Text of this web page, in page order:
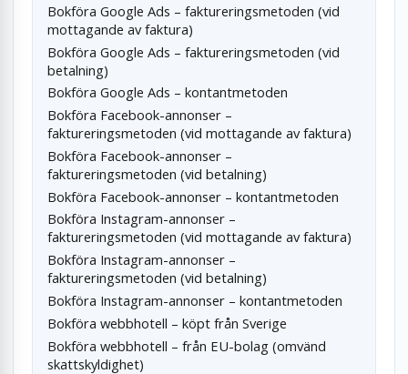
Bokföra Google Ads – faktureringsmetoden (vid
mottagande av faktura)
Bokföra Google Ads – faktureringsmetoden (vid
betalning)
Bokföra Google Ads – kontantmetoden
Bokföra Facebook-annonser –
faktureringsmetoden (vid mottagande av faktura)
Bokföra Facebook-annonser –
faktureringsmetoden (vid betalning)
Bokföra Facebook-annonser – kontantmetoden
Bokföra Instagram-annonser –
faktureringsmetoden (vid mottagande av faktura)
Bokföra Instagram-annonser –
faktureringsmetoden (vid betalning)
Bokföra Instagram-annonser – kontantmetoden
Bokföra webbhotell – köpt från Sverige
Bokföra webbhotell – från EU-bolag (omvänd
skattskyldighet)